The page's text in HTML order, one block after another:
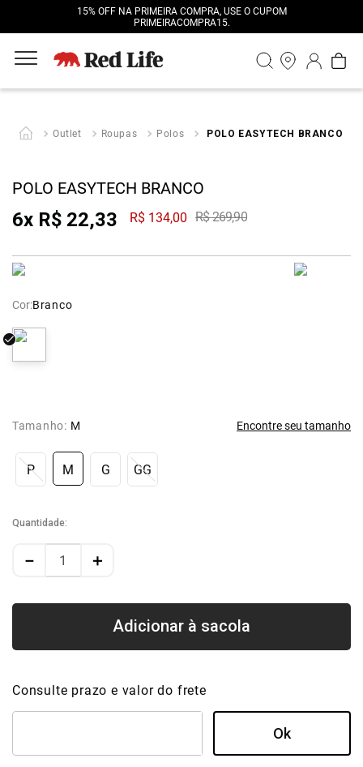
15% OFF NA PRIMEIRA COMPRA, USE O CUPOM
PRIMEIRACOMPRA15.
Outlet Roupas Polos POLO EASYTECH BRANCO
POLO EASYTECH BRANCO
6x R$ 22,33 R$ 134,00 R$269,90
Cor:Branco
Tamanho: M Encontre seu tamanho
P M G GG
Quantidade
＋
－
Consulte prazo e valor do frete